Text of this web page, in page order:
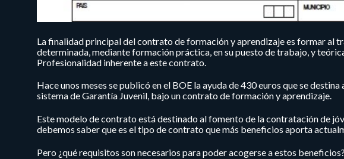
La finalidad principal del contrato de formación y aprendizaje es formar al
determinada, mediante formación práctica, en su puesto de trabajo, y
Profesionalidad inherente a este contrato.
Hace unos meses se publicó en el BOE la ayuda de 430 euros que se
sistema de Garantía Juvenil, bajo un contrato de formación y aprendizaje.
Este modelo de contrato está destinado al fomento de la contratación de
debemos saber que es el tipo de contrato que más beneficios aporta
Pero ¿qué requisitos son necesarios para poder acogerse a estos beneficios?